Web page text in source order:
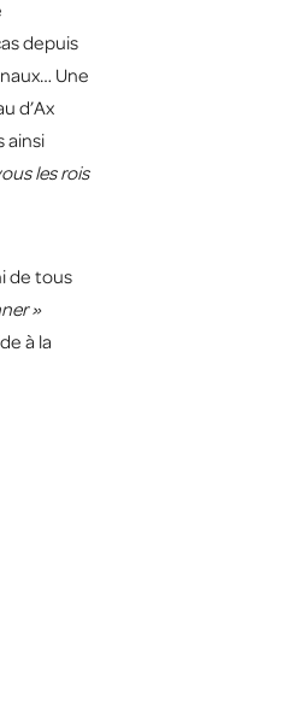
depuis
Une
d’Ax
ainsi
les rois
de tous
»
à la